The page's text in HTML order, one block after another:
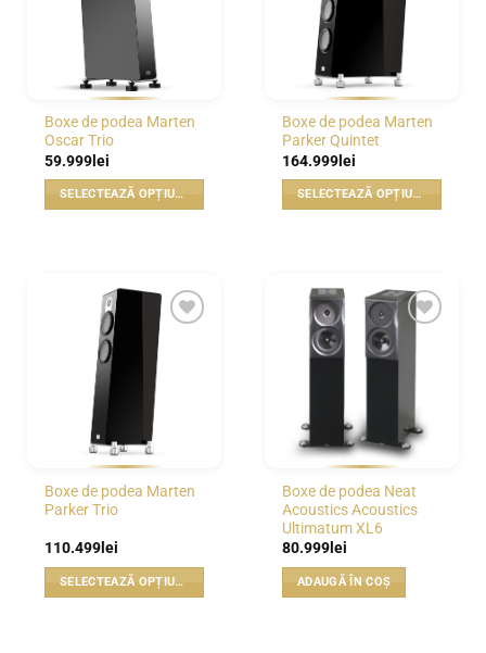
Boxe de podea Marten
Oscar Trio
59.999lei
SELECTEAZĂ OPȚIUNILE
Opțiunile
produsului.
Boxe de podea Marten
Parker Quintet
164.999lei
SELECTEAZĂ OPȚIUNILE
multe
variații.
Opțiunile
alese
produsului.
WISHLIST
Boxe de podea Marten
Parker Trio
110.499 lei
SELECTEAZĂ OPȚIUNILE
WISHLIST
Boxe de podea Neat
Acoustics Acoustics
Ultimatum XL6
80.999 lei
ADAUGĂ ÎN COȘ